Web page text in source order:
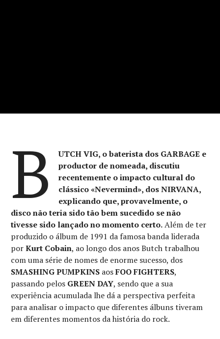
B
UTCH VIG, o baterista dos GARBAGE e
productor de nomeada, discutiu
recentemente o impacto cultural do
clássico «Nevermind», dos NIRVANA,
explicando que, provavelmente, o
disco não teria sido tão bem sucedido se não
tivesse sido lançado no momento certo.Além de ter
produzido o álbum de 1991 da famosa banda liderada
porKurt Cobain, ao longo dos anos Butch trabalhou
com uma série de nomes de enorme sucesso, dos
SMASHING PUMPKINS aosFOO FIGHTERS,
passando pelos GREEN DAY, sendo que a sua
experiência acumulada lhe dá a perspectiva perfeita
para analisar o impacto que diferentes álbuns tiveram
em diferentes momentos da história do rock.